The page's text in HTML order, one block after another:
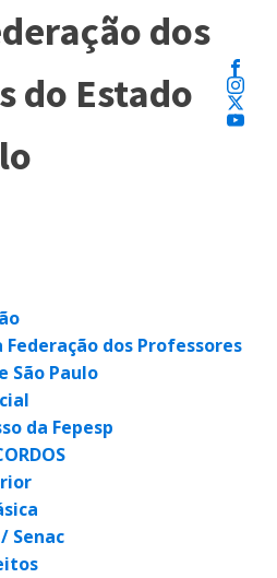
dos
do Estado
dos Professores
São Paulo
da Fepesp
Senac